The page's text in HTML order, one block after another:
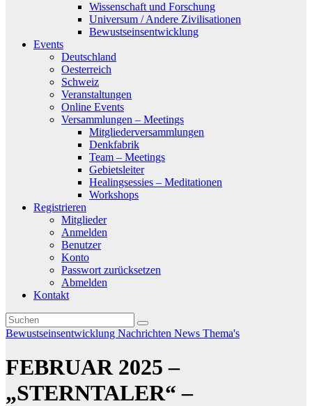
Wissenschaft und Forschung
Universum / Andere Zivilisationen
Bewustseinsentwicklung
Events
Deutschland
Oesterreich
Schweiz
Veranstaltungen
Online Events
Versammlungen – Meetings
Mitgliederversammlungen
Denkfabrik
Team – Meetings
Gebietsleiter
Healingsessies – Meditationen
Workshops
Registrieren
Mitglieder
Anmelden
Benutzer
Konto
Passwort zurücksetzen
Abmelden
Kontakt
Bewustseinsentwicklung Nachrichten News Thema's
FEBRUAR 2025 –
„STERNTALER“ –